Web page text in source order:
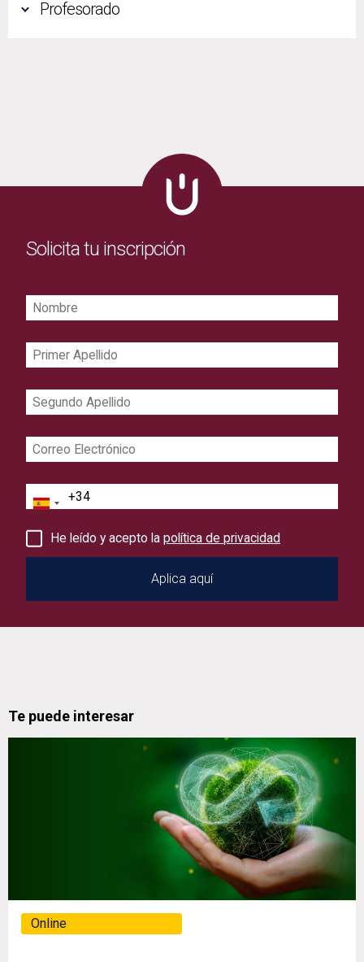
Profesorado
Solicita tu inscripción
Nombre
Primer
Apellido
Segundo
Apellido
Correo
Electrónico
Teléfono
He leído y acepto la política de privacidad
Te puede interesar
Online